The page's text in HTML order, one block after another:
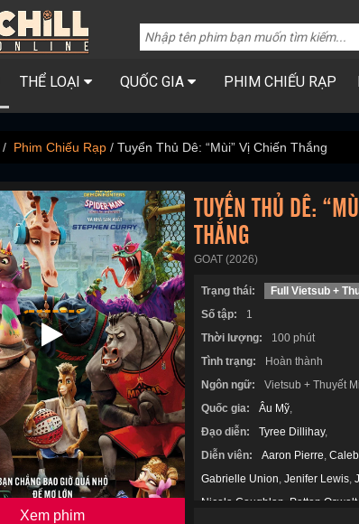
THỂ LOẠI QUỐC GIA PHIM CHIẾU RẠP
Phim Chiếu Rạp Tuyển Thủ Dê: “Mùi” Vị Chiến Thắng
Xem phim
TUYỂN THỦ DÊ:
THẮNG
GOAT (2026)
Trạng thái:
Full Vietsub +
Số tập:
1
Thời lượng:
100 phút
Tình trạng:
Hoàn thành
Ngôn ngữ:
Vietsub + Thuyết
Quốc gia:
Âu Mỹ,
Đạo diễn:
Tyree Dillihay,
Diễn viên:
Aaron Pierre,
Gabrielle Union, Jenifer Lewis,
Nicola Coughlan Patton Oswalt,